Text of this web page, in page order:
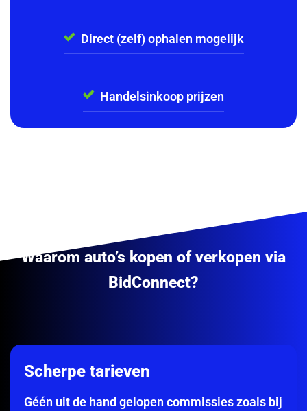
Direct (zelf) ophalen mogelijk
Handelsinkoop prijzen
Waarom auto’s kopen of verkopen via
BidConnect?
Scherpe tarieven
Géén uit de hand gelopen commissies zoals bij